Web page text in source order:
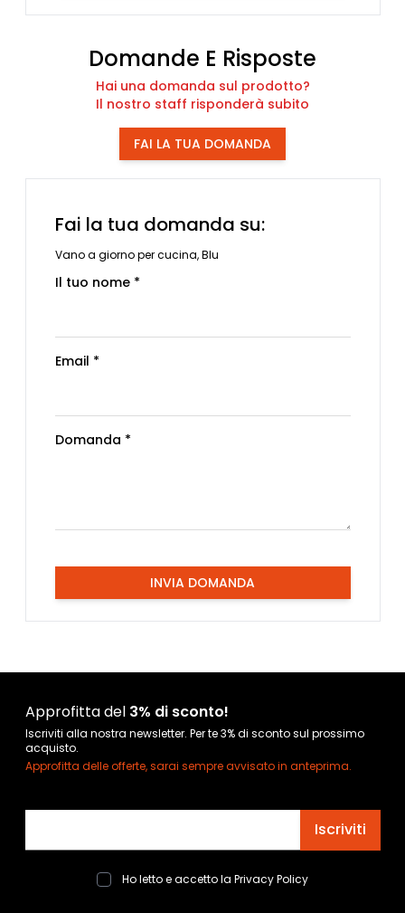
Domande E Risposte
Hai una domanda sul prodotto?
Il nostro staff risponderà subito
FAI LA TUA DOMANDA
Fai la tua domanda su:
Vano a giorno per cucina, Blu
Il tuo nome *
Email *
Domanda *
INVIA DOMANDA
Approfitta del 3% di sconto!
Iscriviti alla nostra newsletter. Per te 3% di sconto sul prossimo
acquisto.
Approfitta delle offerte, sarai sempre avvisato in anteprima.
Iscriviti
Ho letto e accetto la Privacy Policy